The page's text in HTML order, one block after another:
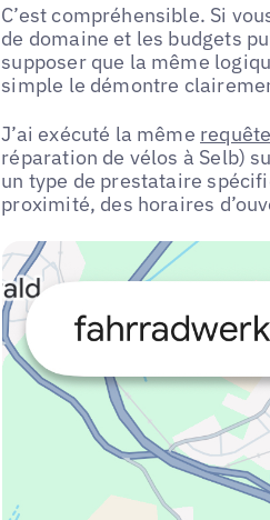
C’est compréhensible. Si
de domaine et les budgets
supposer que la même
simple le démontre
J’ai exécuté la même
réparation de vélos à Selb)
un type de prestataire
proximité, des horaires